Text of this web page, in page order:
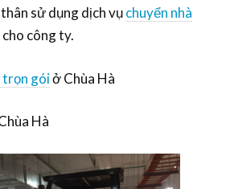
sử dụng dịch vụchuyển nhà
cho công ty.
trọn góiở Chùa Hà
Hà